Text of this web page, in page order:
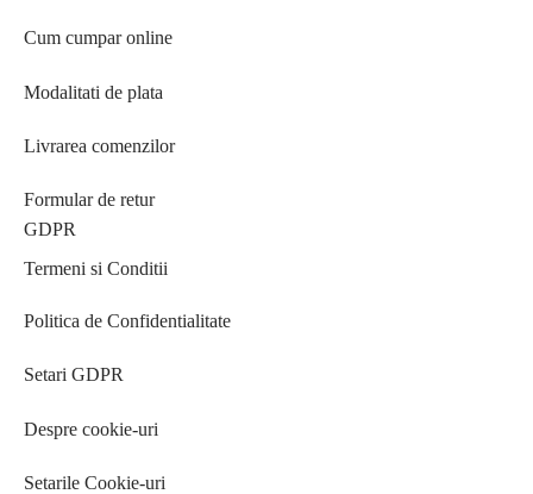
Cum cumpar online
Modalitati de plata
Livrarea comenzilor
Formular de retur
GDPR
Termeni si Conditii
Politica de Confidentialitate
Setari GDPR
Despre cookie-uri
Setarile Cookie-uri